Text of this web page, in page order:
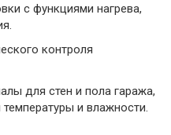
с функциями нагрева,
контроля
для стен и пола гаража,
и влажности.